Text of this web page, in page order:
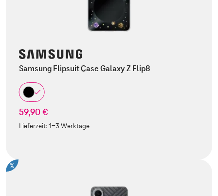
Samsung Flipsuit Case Galaxy Z Flip8
59,90 €
Lieferzeit:1-3 Werktage
%